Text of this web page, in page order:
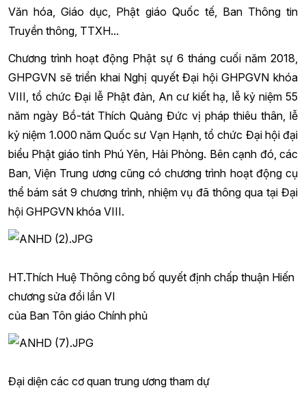
Văn hóa, Giáo dục, Phật giáo Quốc tế, Ban Thông tin
Truyền thông, TTXH...
Chương trình hoạt động Phật sự 6 tháng cuối năm 2018,
GHPGVN sẽ triển khai Nghị quyết Đại hội GHPGVN khóa
VIII, tổ chức Đại lễ Phật đản, An cư kiết hạ, lễ kỷ niệm 55
năm ngày Bồ-tát Thích Quảng Đức vị pháp thiêu thân, lễ
kỷ niệm 1.000 năm Quốc sư Vạn Hạnh, tổ chức Đại hội đại
biểu Phật giáo tỉnh Phú Yên, Hải Phòng. Bên cạnh đó, các
Ban, Viện Trung ương cũng có chương trình hoạt động cụ
thể bám sát 9 chương trình, nhiệm vụ đã thông qua tại Đại
hội GHPGVN khóa VIII.
HT.Thích Huệ Thông công bố quyết định chấp thuận Hiến
chương sửa đổi lần VI
của Ban Tôn giáo Chính phủ
Đại diện các cơ quan trung ương tham dự